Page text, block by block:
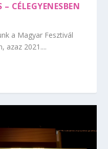
CÉLEGYENESBEN
a Magyar Fesztivál
azaz 2021....